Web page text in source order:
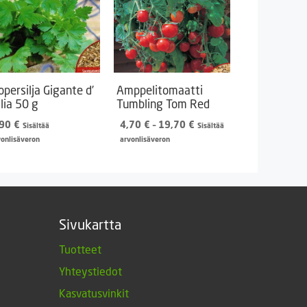
Gigante d’
50 g
€ Sisältää
Amppelitomaatti
Tumbling Tom Red
4,70 € – 19,70 € Hintaluokka:
Sisältää
arvonlisäveron
Sivukartta
Tuotteet
Yhteystiedot
Kasvatusvinkit